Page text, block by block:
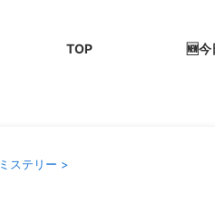
TOP 🆕今
ステリー >